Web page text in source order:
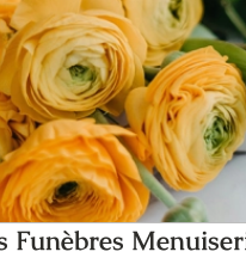
Funèbres